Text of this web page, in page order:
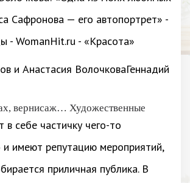
и Анастасия ВолочковаГеннадий
вернисаж… Художественные
в себе частичку чего-то
и имеют репутацию мероприятий,
приличная публика. В